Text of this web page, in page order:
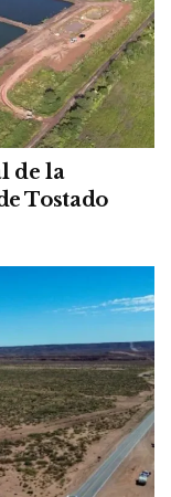
de la
Tostado